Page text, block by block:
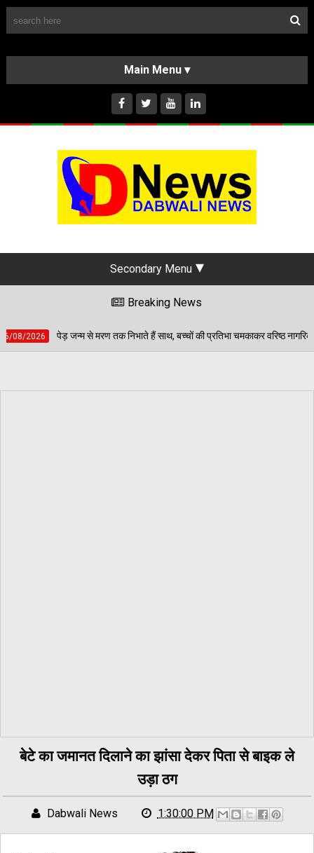
HOME
ABOUT US
INSTAGRAM
Secondary Menu
Breaking News
निभाते हैं साथ, बच्चों की प्रतिभा चमकाकर वरिष्ठ नागरिकों ने दिया पर्यावरण संरक्षण का
बेटे का जमानत दिलाने का झांसा देकर पिता से बाइक ले
उड़ा ठग
Dabwali News 1:30:00 PM